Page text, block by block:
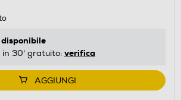
disponibile
in 30' gratuito: verifica
AGGIUNGI